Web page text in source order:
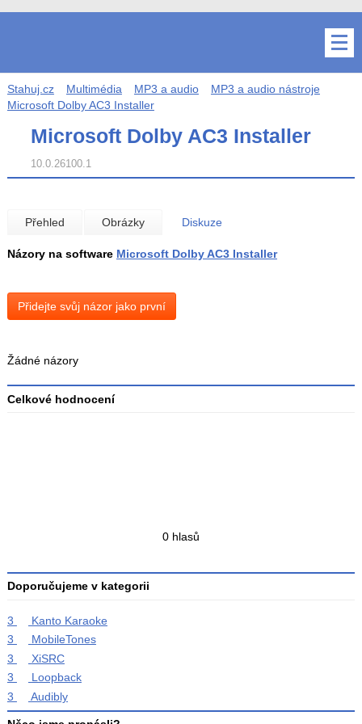
Stahuj.cz Multimédia MP3 a audio
MP3 a audio nástroje
Microsoft Dolby AC3 Installer
Microsoft Dolby AC3 Installer
10.0.26100.1
Přehled Obrázky Diskuze
Názory na software Microsoft Dolby AC3 Installer
Přidejte svůj názor jako první
Žádné názory
Celkové hodnocení
0 hlasů
Doporučujeme v kategorii
3
Kanto Karaoke
3
MobileTones
3
XiSRC
3
Loopback
3
Audibly